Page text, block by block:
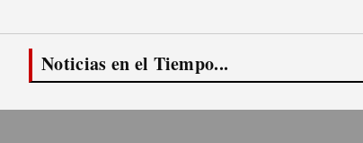
Noticias en el Tiempo...